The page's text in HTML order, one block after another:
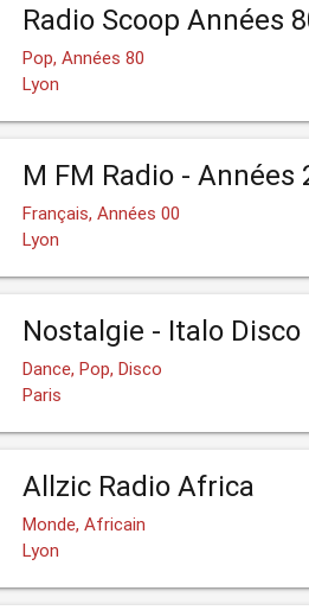
Radio Scoop Années
Pop, Années 80
Lyon
M FM Radio - Années
Français, Années 00
Lyon
Nostalgie - Italo Disco
Dance, Pop, Disco
Paris
Allzic Radio Africa
Monde, Africain
Lyon